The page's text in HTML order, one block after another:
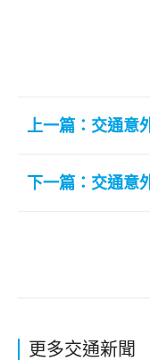
上一篇：交通
下一篇：交通意
更多交通新聞